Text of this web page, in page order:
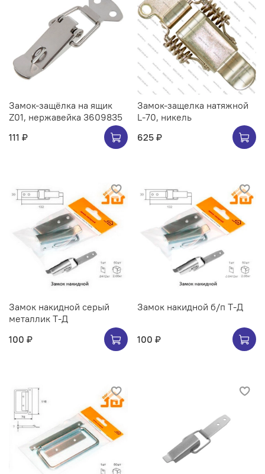
Замок-защёлка на ящик
Z01, нержавейка 3609835
111 ₽
Замок-защелка натяжной
L-70, никель
625 ₽
Замок накидной серый
металлик Т-Д
100 ₽
Замок накидной б/п Т-Д
100 ₽